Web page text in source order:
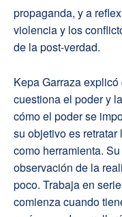
propaganda, y a
violencia y los
de la post-verdad.
Kepa Garraza
cuestiona el poder y
cómo el poder se
su objetivo es
como herramienta.
observación de la
poco. Trabaja en
comienza cuando